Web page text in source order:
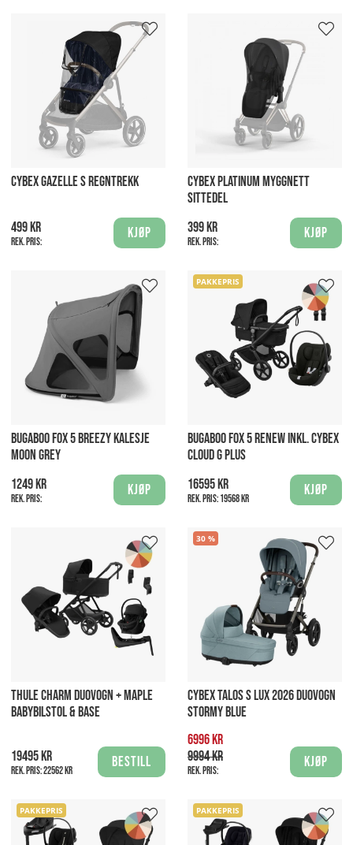
CYBEX GAZELLE S REGNTREKK
499 kr
Rek. pris:
Kjøp
CYBEX PLATINUM MYGGNETT
SITTEDEL
399 kr
Rek. pris:
Kjøp
BUGABOO FOX 5 BREEZY KALESJE
MOON GREY
1249 kr
Rek. pris:
Kjøp
PAKKEPRIS
BUGABOO FOX 5 RENEW INKL. CYBEX
CLOUD G PLUS
16595 kr
Rek. pris:19568 kr
Kjøp
THULE CHARM DUOVOGN + MAPLE
BABYBILSTOL & BASE
19495 kr
Rek. pris:22562 kr
Bestill
30
CYBEX TALOS S LUX 2026 DUOVOGN
STORMY BLUE
6996 kr
9994 kr
Rek. pris:
Kjøp
PAKKEPRIS PAKKEPRIS